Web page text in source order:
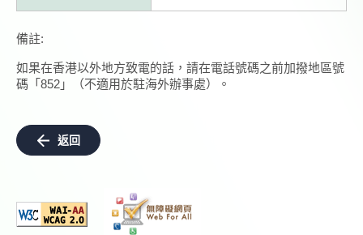
備註:
如果在香港以外地方致電的話，請在電話號碼之前加撥地區號
碼「852」（不適用於駐海外辦事處）。
返回